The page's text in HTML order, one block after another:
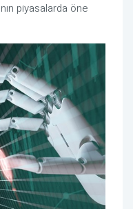
piyasalarda öne